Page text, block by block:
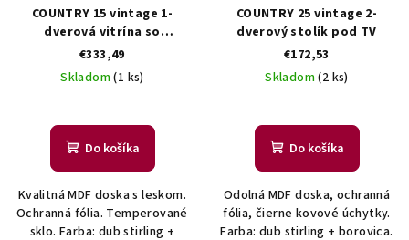
COUNTRY 15 vintage 1-
dverová vitrína so
zásuvkami
€333,49
Skladom(1 ks)
Do košíka
Kvalitná MDF doska s leskom.
Ochranná fólia. Temperované
sklo. Farba: dub stirling +
COUNTRY 25 vintage 2-
dverový stolík pod TV
€172,53
Skladom(2 ks)
Do košíka
Odolná MDF doska, ochranná
fólia, čierne kovové úchytky.
Farba: dub stirling + borovica.